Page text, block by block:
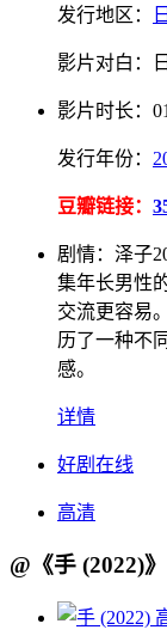
发行地区：
影片对白：
影片时长：
发行年份：
豆瓣链接：
剧情： 泽子
集年长男性
交流更容易
历了一种不
感。
详情
好剧在线
高清
@《手 (2022)